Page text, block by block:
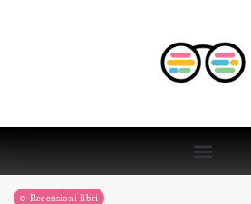
Recensioni libri